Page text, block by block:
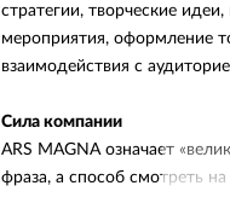
стратегии, творческие
мероприятия, оформление
взаимодействия с
Сила компании
ARS MAGNA означает
фраза, а способ смотреть